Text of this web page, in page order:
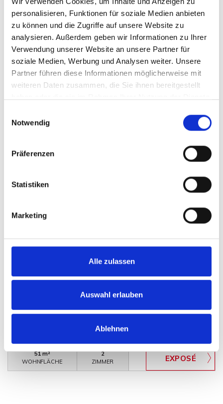
personalisieren, Funktionen für soziale Medien anbieten
zu können und die Zugriffe auf unsere Website zu
analysieren. Außerdem geben wir Informationen zu Ihrer
Verwendung unserer Website an unsere Partner für
soziale Medien, Werbung und Analysen weiter. Unsere
Partner führen diese Informationen möglicherweise mit
weiteren Daten zusammen, die Sie ihnen bereitgestellt
Notwendig
Präferenzen
Statistiken
Marketing
Alle zulassen
Auswahl erlauben
Ablehnen
Porta Westfalica
Selbstnutzer
VERMIETET
Porta Westfalica
Hausberge
51 m²
WOHNFLÄCHE
2
ZIMMER